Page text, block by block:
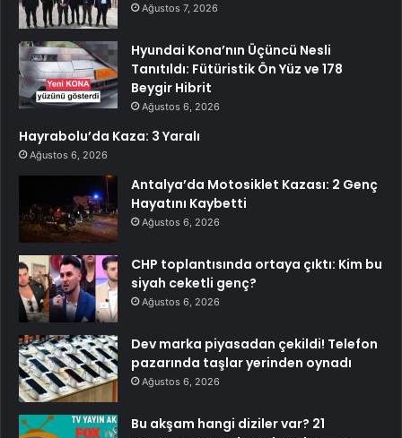
Ağustos 7, 2026
Hyundai Kona’nın Üçüncü Nesli
Tanıtıldı: Fütüristik Ön Yüz ve 178
Beygir Hibrit
Ağustos 6, 2026
Hayrabolu’da Kaza: 3 Yaralı
Ağustos 6, 2026
Antalya’da Motosiklet Kazası: 2 Genç
Hayatını Kaybetti
Ağustos 6, 2026
CHP toplantısında ortaya çıktı: Kim bu
siyah ceketli genç?
Ağustos 6, 2026
Dev marka piyasadan çekildi! Telefon
pazarında taşlar yerinden oynadı
Ağustos 6, 2026
Bu akşam hangi diziler var? 21